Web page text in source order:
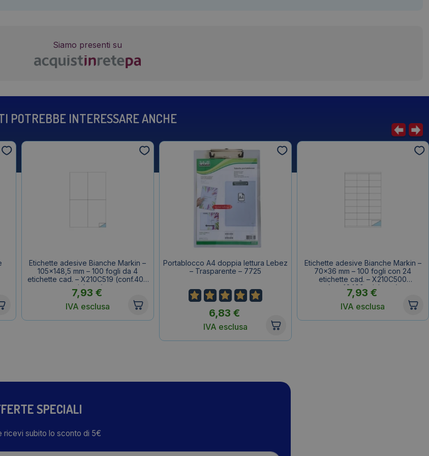
Siamo presenti su
POTREBBE INTERESSARE ANCHE
Etichette adesive Bianche Markin –
105×148,5 mm – 100 fogli da 4
etichette cad. – X210C519 (conf.400
etichette)
7,93 €
IVA esclusa
Portablocco A4 doppia lettura Lebez
– Trasparente – 7725
6,83€
IVA esclusa
Etichette adesive Bianche Markin –
70×36 mm – 100 fogli con 24
etichette cad. – X210C500
(conf.2400 etichette)
7,93€
IVA esclusa
SPECIALI
ricevi subito lo sconto di 5€